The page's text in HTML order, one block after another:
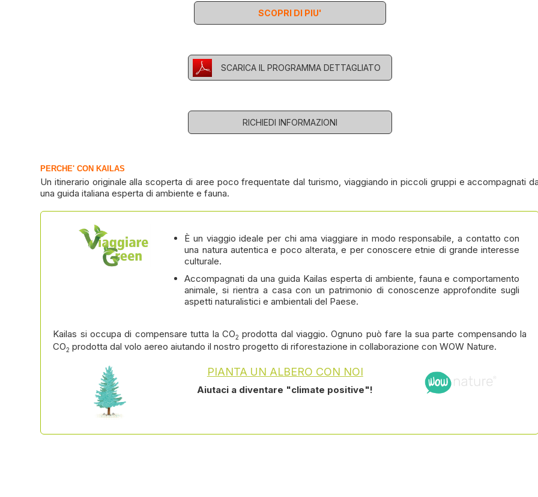
SCOPRI DI PIU'
SCARICA IL PROGRAMMA DETTAGLIATO
RICHIEDI INFORMAZIONI
PERCHE' CON KAILAS
Un itinerario originale alla scoperta di aree poco frequentate dal turismo, viaggiando in piccoli gruppi e accompagnati
una guida italiana esperta di ambiente e fauna.
È un viaggio ideale per chi ama viaggiare in modo responsabile, a contatto con
una natura autentica e poco alterata, e per conoscere etnie di grande interesse
culturale.
Accompagnati da una guida Kailas esperta di ambiente, fauna e comportamento
animale, si rientra a casa con un patrimonio di conoscenze approfondite sugli
aspetti naturalistici e ambientali del Paese.
Kailas si occupa di compensare tutta la CO2 prodotta dal viaggio. Ognuno può fare la sua parte compensando la
CO2 prodotta dal volo aereo aiutando il nostro progetto di riforestazione in collaborazione con WOW Nature.
PIANTA UN ALBERO CON NOI
Aiutaci a diventare "climate positive"!